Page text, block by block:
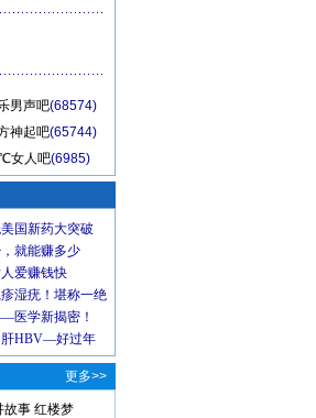
男声吧(68574)
神起吧(65744)
女人吧(6985)
更多>>
故事 红楼梦